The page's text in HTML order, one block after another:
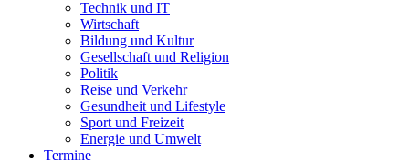
Technik und IT
Wirtschaft
Bildung und Kultur
Gesellschaft und Religion
Politik
Reise und Verkehr
Gesundheit und Lifestyle
Sport und Freizeit
Energie und Umwelt
Termine